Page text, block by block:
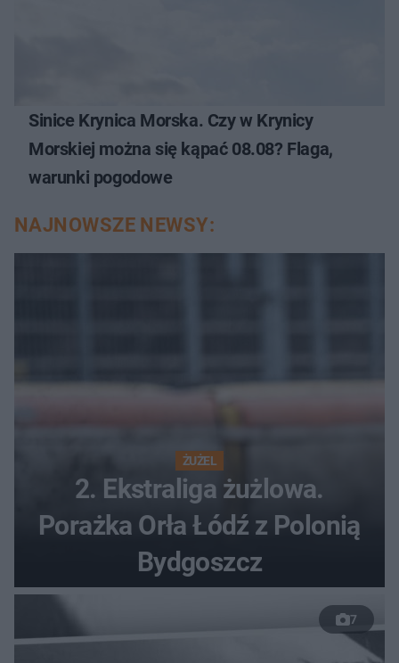
Sinice Krynica Morska. Czy w Krynicy
Morskiej można się kąpać 08.08? Flaga,
warunki pogodowe
NAJNOWSZE NEWSY:
ŻUŻEL
2. Ekstraliga żużlowa.
Porażka Orła Łódź z Polonią
Bydgoszcz
7